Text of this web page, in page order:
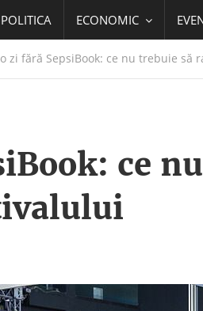
POLITICA ECONOMIC
zi fără SepsiBook: ce nu trebuie să
ce